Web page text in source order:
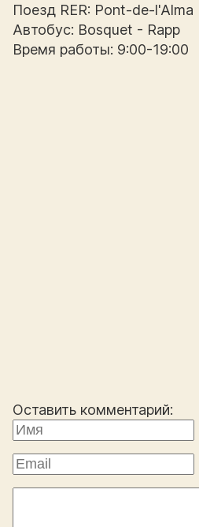
Поезд RER: Pont-de-l'Alma
Автобус: Bosquet - Rapp
Время работы: 9:00-19:00
Оставить комментарий: